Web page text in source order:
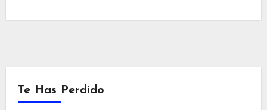
Te Has Perdido